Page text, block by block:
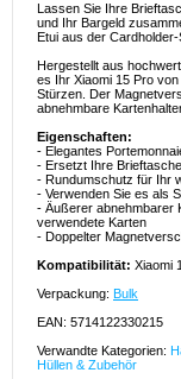
Lassen Sie Ihre
und Ihr Bargeld
Etui aus der Cardholder-
Hergestellt aus
es Ihr Xiaomi 15 Pro
Stürzen. Der
abnehmbare
Eigenschaften:
- Elegantes
- Ersetzt Ihre
- Rundumschutz für Ihr
- Verwenden Sie es als
- Äußerer abnehmbarer
verwendete Karten
- Doppelter
Kompatibilität: Xiaomi
Verpackung: Bulk
EAN: 5714122330215
Verwandte Kategorien:
Hüllen & Zubehör